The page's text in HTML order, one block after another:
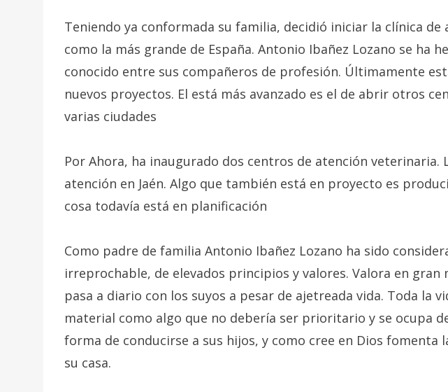
Teniendo ya conformada su familia, decidió iniciar la clínica de
como la más grande de España. Antonio Ibañez Lozano se ha
conocido entre sus compañeros de profesión. Últimamente
nuevos proyectos. El está más avanzado es el de abrir otros
varias ciudades
Por Ahora, ha inaugurado dos centros de atención veterinaria.
atención en Jaén. Algo que también está en proyecto es
cosa todavía está en planificación
Como padre de familia Antonio Ibañez Lozano ha sido
irreprochable, de elevados principios y valores. Valora en gran
pasa a diario con los suyos a pesar de ajetreada vida. Toda la
material como algo que no debería ser prioritario y se ocupa
forma de conducirse a sus hijos, y como cree en Dios fomenta
su casa.